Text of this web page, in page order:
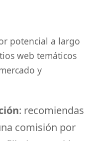
potencial a largo
web temáticos
y
: recomiendas
comisión por